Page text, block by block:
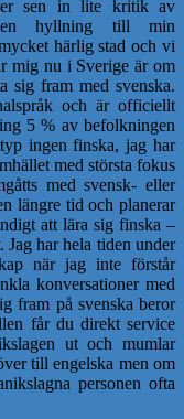
sen in lite kritik av
en hyllning till min
härlig stad och vi
mig nu i Sverige är om
sig fram med svenska.
och är officiellt
5 % av befolkningen
ingen finska, jag har
med största fokus
med svensk- eller
längre tid och planerar
att lära sig finska –
har hela tiden under
när jag inte förstår
konversationer med
fram på svenska beror
får du direkt service
ut och mumlar
till engelska men om
personen ofta